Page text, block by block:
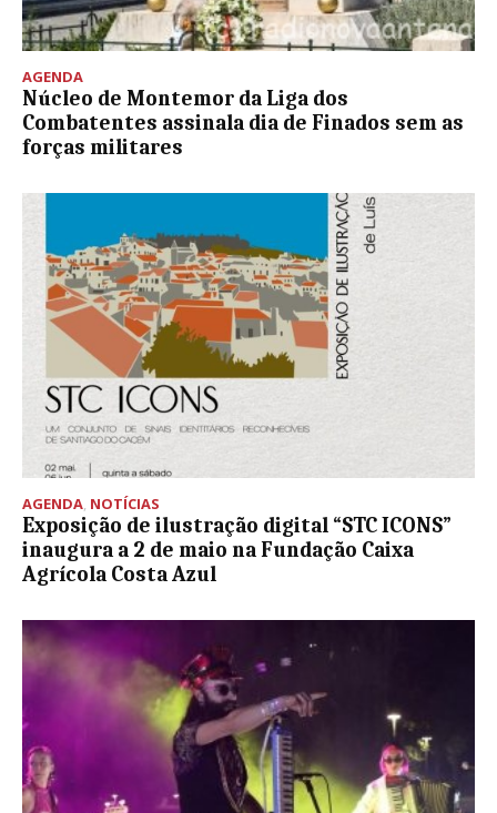
AGENDA
Núcleo de Montemor da Liga dos
Combatentes assinala dia de Finados sem as
forças militares
AGENDA, NOTÍCIAS
Exposição de ilustração digital “STC ICONS”
inaugura a 2 de maio na Fundação Caixa
Agrícola Costa Azul